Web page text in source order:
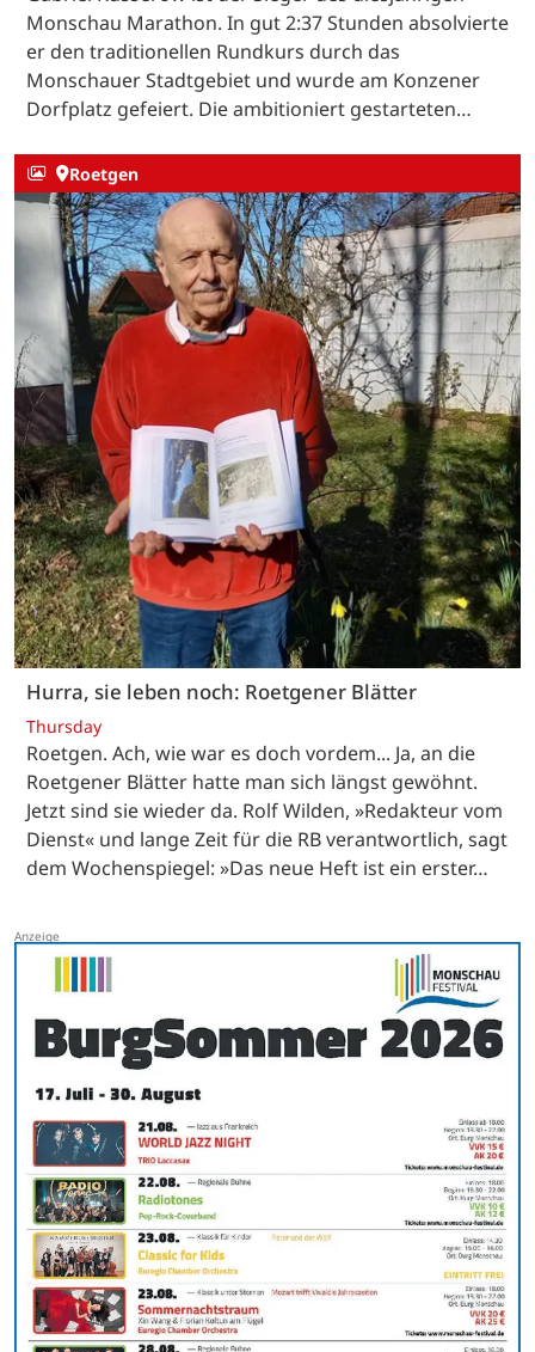
Monschau Marathon. In gut 2:37 Stunden absolvierte
er den traditionellen Rundkurs durch das
Monschauer Stadtgebiet und wurde am Konzener
Dorfplatz gefeiert. Die ambitioniert gestarteten…
Roetgen
Hurra, sie leben noch: Roetgener Blätter
Thursday
Roetgen. Ach, wie war es doch vordem... Ja, an die
Roetgener Blätter hatte man sich längst gewöhnt.
Jetzt sind sie wieder da. Rolf Wilden, »Redakteur vom
Dienst« und lange Zeit für die RB verantwortlich, sagt
dem Wochenspiegel: »Das neue Heft ist ein erster…